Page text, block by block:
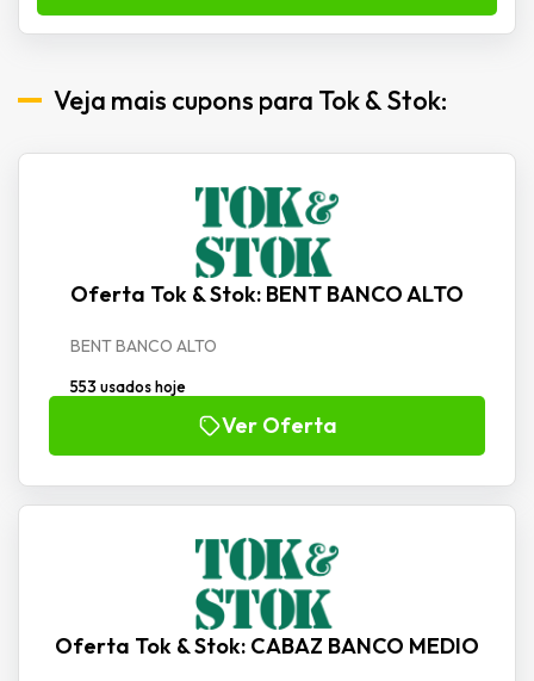
Veja mais cupons para Tok & Stok:
Oferta Tok & Stok: BENT BANCO ALTO
BENT BANCO ALTO
553 usados hoje
Ver Oferta
Oferta Tok & Stok: CABAZ BANCO MEDIO